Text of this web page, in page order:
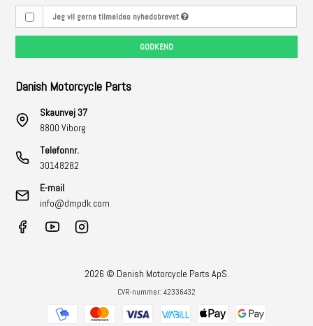
Jeg vil gerne tilmeldes nyhedsbrevet
GODKEND
Danish Motorcycle Parts
Skaunvej 37
8800 Viborg
Telefonnr.
30148282
E-mail
info@dmpdk.com
2026 © Danish Motorcycle Parts ApS.
CVR-nummer: 42336432